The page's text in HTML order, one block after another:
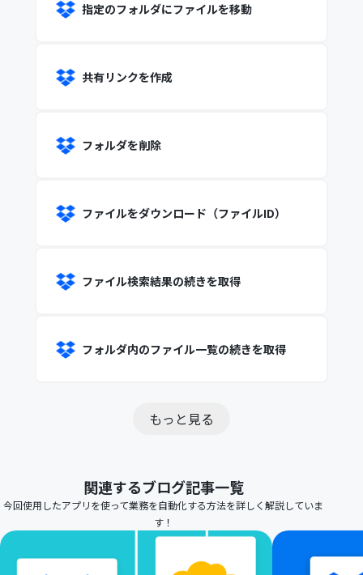
指定のフォルダにファイルを移動
共有リンクを作成
フォルダを削除
ファイルをダウンロード（ファイルID）
ファイル検索結果の続きを取得
フォルダ内のファイル一覧の続きを取得
もっと見る
関連するブログ記事一覧
今回使用したアプリを使って業務を自動化する方法を詳しく解説していま
す！